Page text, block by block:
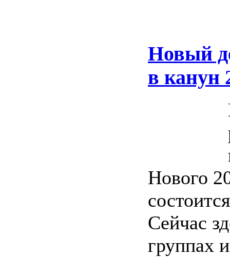
Новый
в канун
Нового
Сейчас
группах